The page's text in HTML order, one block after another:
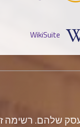
רשימה זו